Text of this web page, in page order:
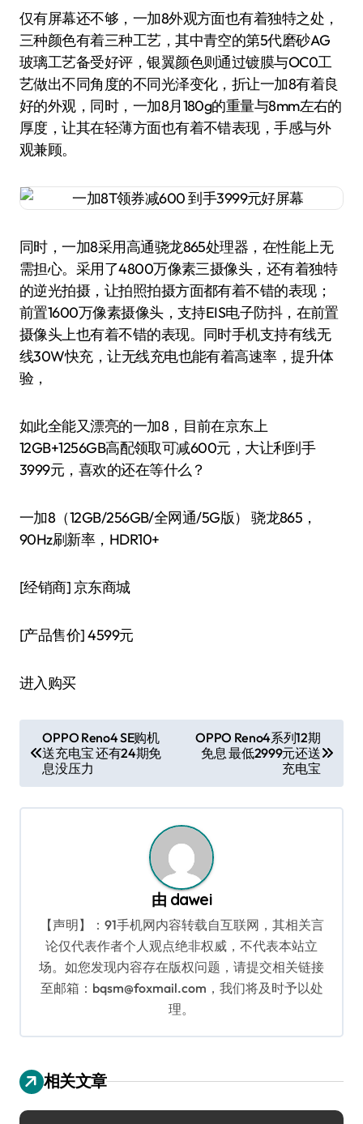
仅有屏幕还不够，一加8外观方面也有着独特之处，
三种颜色有着三种工艺，其中青空的第5代磨砂AG
玻璃工艺备受好评，银翼颜色则通过镀膜与OC0工
艺做出不同角度的不同光泽变化，折让一加8有着良
好的外观，同时，一加8月180g的重量与8mm左右的
厚度，让其在轻薄方面也有着不错表现，手感与外
观兼顾。
同时，一加8采用高通骁龙865处理器，在性能上无
需担心。采用了4800万像素三摄像头，还有着独特
的逆光拍摄，让拍照拍摄方面都有着不错的表现；
前置1600万像素摄像头，支持EIS电子防抖，在前置
摄像头上也有着不错的表现。同时手机支持有线无
线30W快充，让无线充电也能有着高速率，提升体
验，
如此全能又漂亮的一加8，目前在京东上
12GB+1256GB高配领取可减600元，大让利到手
3999元，喜欢的还在等什么？
一加8（12GB/256GB/全网通/5G版） 骁龙865，
90Hz刷新率，HDR10+
[经销商]京东商城
[产品售价]4599元
进入购买
章
导
航
OPPO Reno4 SE购机
送充电宝 还有24期免
息没压力
OPPO Reno4系列12期
免息 最低2999元还送
充电宝
由 dawei
【声明】：91手机网内容转载自互联网，其相关言
论仅代表作者个人观点绝非权威，不代表本站立
场。如您发现内容存在版权问题，请提交相关链接
至邮箱：bqsm@foxmail.com，我们将及时予以处
理。
相关文章